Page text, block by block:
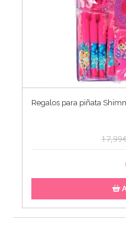
Regalos para piñata